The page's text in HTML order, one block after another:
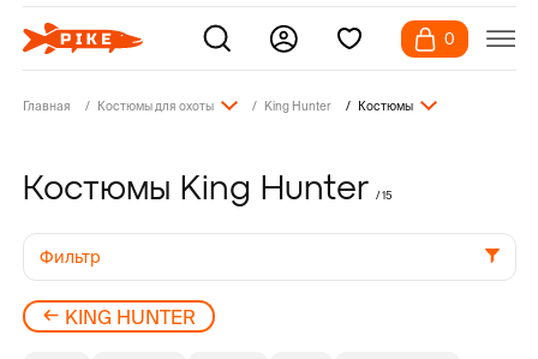
0
Главная Костюмы для охоты King Hunter Костюмы
Костюмы King Hunter / 15
Фильтр
KING HUNTER